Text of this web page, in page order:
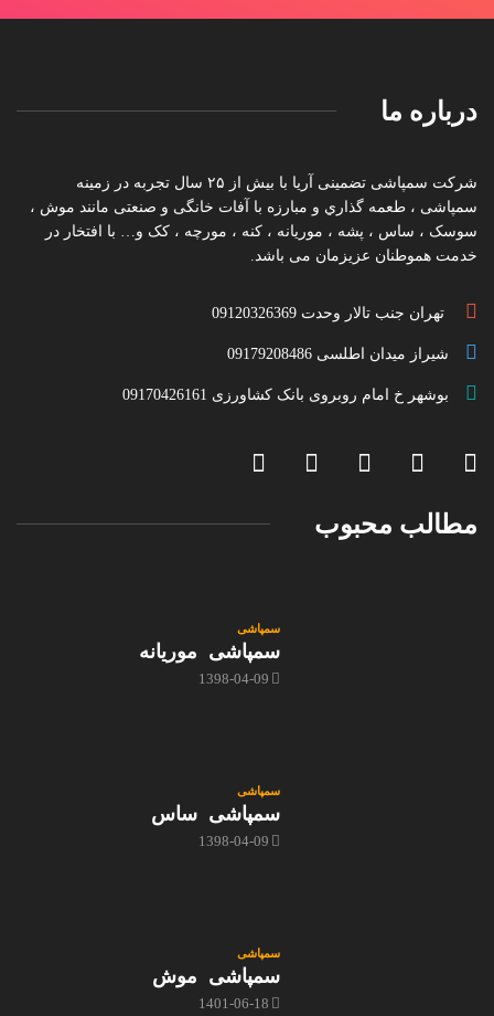
درباره ما
شرکت سمپاشی تضمینی آریا با بیش از ۲۵ سال تجربه در زمینه
سمپاشی ، طعمه گذاري و مبارزه با آفات خانگی و صنعتی مانند موش ،
سوسک ، ساس ، پشه ، موریانه ، کنه ، مورچه ، کک و… با افتخار در
خدمت هموطنان عزیزمان می باشد.
تهران جنب تالار وحدت 09120326369
شیراز میدان اطلسی 09179208486
بوشهر خ امام روبروی بانک کشاورزی 09170426161
مطالب محبوب
سمپاشی
سمپاشی موریانه
1398-04-09
سمپاشی
سمپاشی ساس
1398-04-09
سمپاشی
سمپاشی موش
1401-06-18